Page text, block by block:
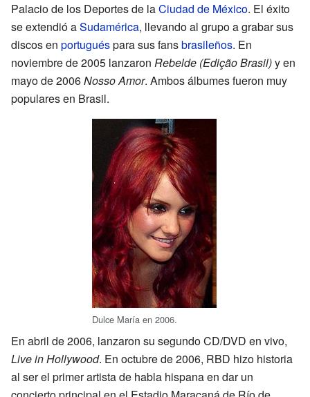
Palacio de los Deportes de laCiudad de México. El éxito
se extendió aSudamérica, llevando al grupo a grabar sus
discos en portuguéspara sus fansbrasileños. En
noviembre de 2005 lanzaron Rebelde (Edição Brasil)y en
mayo de 2006Nosso Amor. Ambos álbumes fueron muy
populares en Brasil.
Dulce María en 2006.
En abril de 2006, lanzaron su segundo CD/DVD en vivo,
Live in Hollywood. En octubre de 2006, RBD hizo historia
al ser el primer artista de habla hispana en dar un